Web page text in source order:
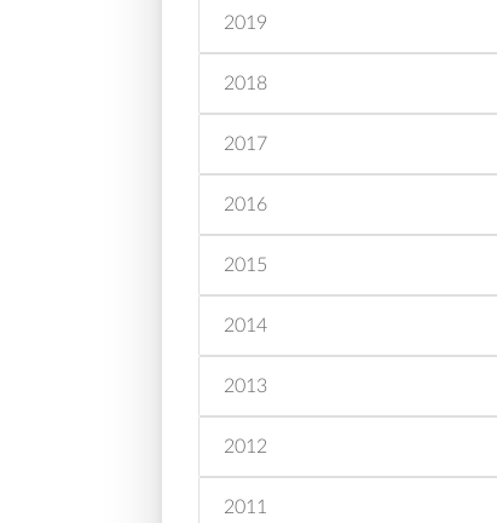
2019
2018
2017
2016
2015
2014
2013
2012
2011